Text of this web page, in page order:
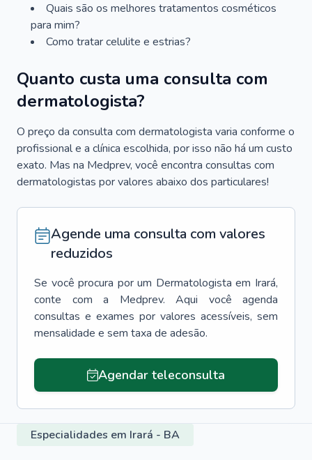
Quais são os melhores tratamentos cosméticos
para mim?
Como tratar celulite e estrias?
Quanto custa uma consulta com
dermatologista?
O preço da consulta com dermatologista varia conforme o
profissional e a clínica escolhida, por isso não há um custo
exato. Mas na Medprev, você encontra consultas com
dermatologistas por valores abaixo dos particulares!
Agende uma consulta com valores
reduzidos
Se você procura por um Dermatologista em Irará,
conte com a Medprev. Aqui você agenda
consultas e exames por valores acessíveis, sem
mensalidade e sem taxa de adesão.
Agendar teleconsulta
Especialidades em Irará - BA